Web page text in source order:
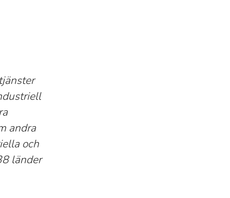
andra
och
länder